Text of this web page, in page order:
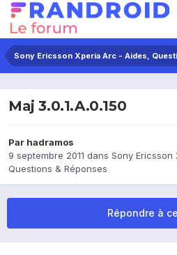
Maj 3.0.1.A.0.150
Par hadramos
9 septembre 2011 dans Sony
Questions & Réponses
Répondre à